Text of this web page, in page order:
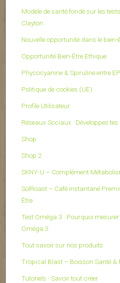
Modèle de santé fondé sur les
Clayton
Nouvelle opportunité dans le bien-
Opportunité Bien-Être Ethique
Phycocyanine & Spiruline entre
Politique de cookies (UE)
Profile Utilisateur
Réseaux Sociaux : Développes tes
Shop
Shop 2
SKNY-U – Complément
SolRoast – Café Instantané
Être
Test Oméga 3 : Pourquoi
Oméga 3
Tout savoir sur nos produits
Tropical Blast – Boisson Santé &
Tutoriels - Savoir tout créer